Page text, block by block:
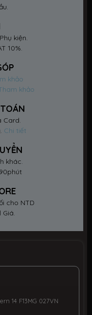
kiện.
10%.
khảo
khảo
Card.
Chi tiết
khác.
cho NTD
Giá.
14 F13MG 027VN